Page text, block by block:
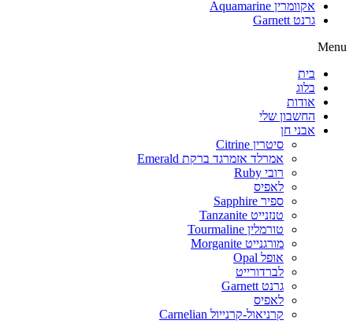
אקוומרין Aquamarine
גרנט Garnett
Menu
בית
בלוג
אודות
החשבון שלי
אבני חן
סיטרין Citrine
אמרלד אזמרגד ברקת Emerald
רובי Ruby
לאפיס
ספיר Sapphire
טנזנייט Tanzanite
טורמלין Tourmaline
מורגנייט Morganite
אופל Opal
לברדורייט
גרנט Garnett
לאפיס
קרניאול-קרנייול Carnelian